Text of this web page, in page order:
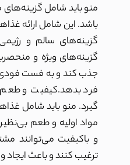
منو باید شامل گزینه‌های
باشد. این شامل ارائه
گزینه‌های سالم و
گزینه‌های ویژه و
جذب کند و به فست
فرد بدهد.کیفیت و طعم
گیرد. منو باید شامل
مواد اولیه و طعم
و باکیفیت می‌توانند
ترغیب کنند و باعث ایجاد